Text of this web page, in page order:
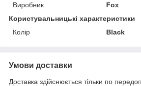
Виробник
Fox
Користувальницькі характеристики
Колір
Black
Умови доставки
Доставка здійснюється тільки по